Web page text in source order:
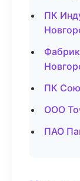
ПК
ПК
ООО
ПАО